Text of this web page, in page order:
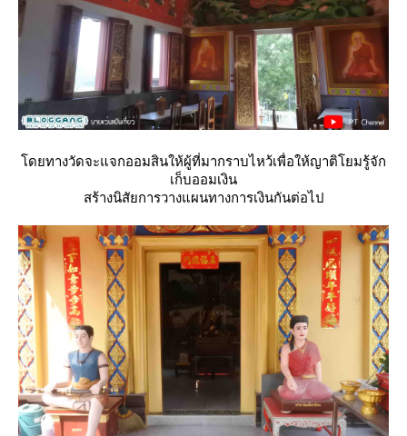
ดยทางวัดจะแจกออมสินให้ผู้ที่มากราบไหว้เพื่อให้ญาติโยมรู้จัก
เก็บออมเงิน
สร้างนิสัยการวางแผนทางการเงินกันต่อไป